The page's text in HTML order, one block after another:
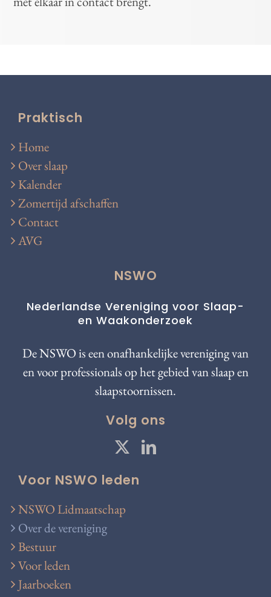
Praktisch
Home
Over slaap
Kalender
Zomertijd afschaffen
Contact
AVG
NSWO
Nederlandse Vereniging voor Slaap-
en Waakonderzoek
De NSWO is een onafhankelijke vereniging van
en voor professionals op het gebied van slaap en
slaapstoornissen.
Volg ons
Voor NSWO leden
NSWO Lidmaatschap
Over de vereniging
Bestuur
Voor leden
Jaarboeken